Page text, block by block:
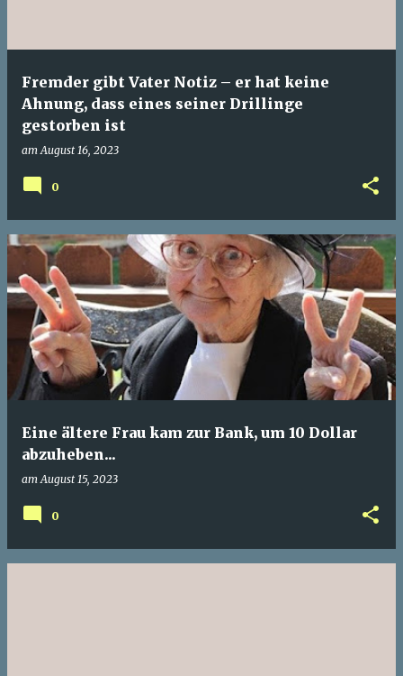
Fremder gibt Vater Notiz – er hat keine
Ahnung, dass eines seiner Drillinge
gestorben ist
amAugust 16, 2023
0
Eine ältere Frau kam zur Bank, um 10 Dollar
abzuheben...
amAugust 15, 2023
0